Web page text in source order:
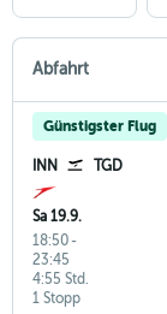
Abfahrt
Günstigster Flug
INN TGD
Sa 19.9.
18:50-
23:45
1 Stopp
4:55 Std.